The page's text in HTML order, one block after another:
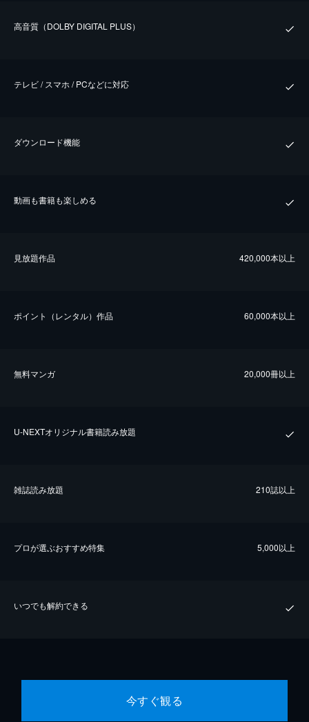
⾼⾳質（DOLBY DIGITAL PLUS）
テレビ / スマホ / PCなどに対応
ダウンロード機能
動画も書籍も楽しめる
⾒放題作品 420,000本以上
ポイント（レンタル）作品 60,000本以上
無料マンガ 20,000冊以上
U-NEXTオリジナル書籍読み放題
雑誌読み放題 210誌以上
プロが選ぶおすすめ特集 5,000以上
いつでも解約できる
今すぐ観る